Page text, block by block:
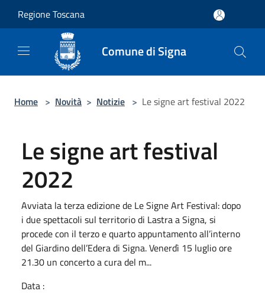
Regione Toscana
Comune di Signa
Home > Novità > Notizie > Le signe art festival 2022
Le signe art festival
2022
Avviata la terza edizione de Le Signe Art Festival: dopo
i due spettacoli sul territorio di Lastra a Signa, si
procede con il terzo e quarto appuntamento all’interno
del Giardino dell’Edera di Signa. Venerdì 15 luglio ore
21.30 un concerto a cura del m...
Data :